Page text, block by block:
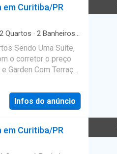
Curitiba/PR
2 Quartos · 2 Banheiros·
Sendo Uma Suíte,
o corretor o preço
Garden Com Terraço
do
Federal, saiba
o corretor. Este
próximo do
Muffato e
Infos do anúncio
Curitiba/PR